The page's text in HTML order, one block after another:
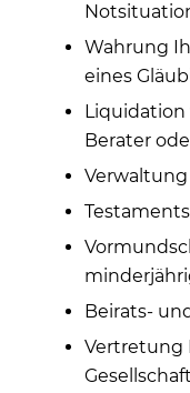
Wahrung
eines
Berater
Verwaltung
Beirats-
Vertretung